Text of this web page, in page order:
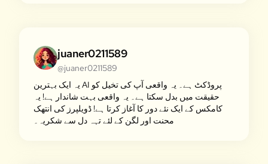
juaner0211589
@juaner0211589
یہ ایک بہترین AI پروڈکٹ ہے۔ یہ واقعی آپ کی تخیل کو
حقیقت میں بدل سکتا ہے۔ یہ واقعی بہت شاندار ہے! یہ
کامکس کے ایک نئے دور کا آغاز کرتا ہے! ڈویلپرز کی انتھک
محنت اور لگن کے لئے تہہ دل سے شکریہ۔